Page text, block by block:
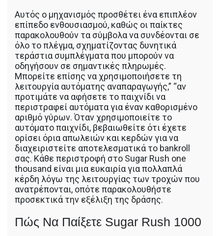
Αυτός ο μηχανισμός προσθέτει ένα επιπλέον
επίπεδο ενθουσιασμού, καθώς οι παίκτες
παρακολουθούν τα σύμβολα να συνδέονται σε
όλο το πλέγμα, σχηματίζοντας δυνητικά
τεράστια συμπλέγματα που μπορούν να
οδηγήσουν σε σημαντικές πληρωμές.
Μπορείτε επίσης να χρησιμοποιήσετε τη
λειτουργία αυτόματης αναπαραγωγής,” “αν
προτιμάτε να αφήσετε το παιχνίδι να
περιστραφεί αυτόματα για έναν καθορισμένο
αριθμό γύρων. Όταν χρησιμοποιείτε το
αυτόματο παιχνίδι, βεβαιωθείτε ότι έχετε
ορίσει όρια απωλειών και κερδών για να
διαχειριστείτε αποτελεσματικά το bankroll
σας. Κάθε περιστροφή στο Sugar Rush one
thousand είναι μια ευκαιρία για πολλαπλά
κέρδη λόγω της λειτουργίας των τροχών που
ανατρέπονται, οπότε παρακολουθήστε
προσεκτικά την εξέλιξη της δράσης.
Πώς Να Παίξετε Sugar Rush 1000